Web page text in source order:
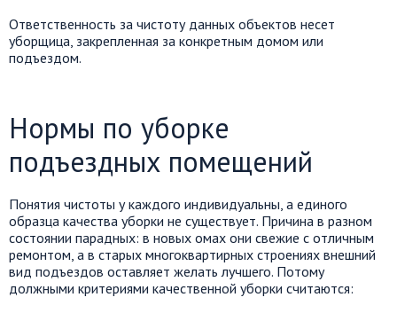
Ответственность за чистоту данных объектов несет
уборщица, закрепленная за конкретным домом или
подъездом.
Нормы по уборке
подъездных помещений
Понятия чистоты у каждого индивидуальны, а единого
образца качества уборки не существует. Причина в разном
состоянии парадных: в новых омах они свежие с отличным
ремонтом, а в старых многоквартирных строениях внешний
вид подъездов оставляет желать лучшего. Потому
должными критериями качественной уборки считаются: